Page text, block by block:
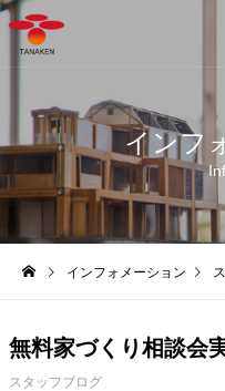
インフ
インフォメーション
無料家づくり相談会
スタッフブログ